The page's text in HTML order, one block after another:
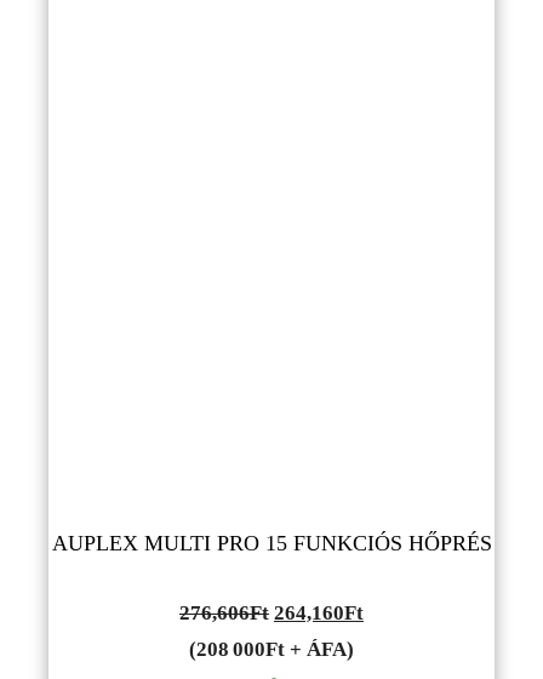
AUPLEX MULTI PRO 15 FUNKCIÓS HŐPRÉS
276,606Ft Original
price
264,160FtCurrent
(208 000Ft + ÁFA)